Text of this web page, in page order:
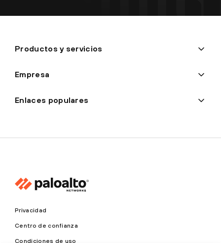
Productos y servicios
Empresa
Enlaces populares
Privacidad
Centro de confianza
Condiciones de uso